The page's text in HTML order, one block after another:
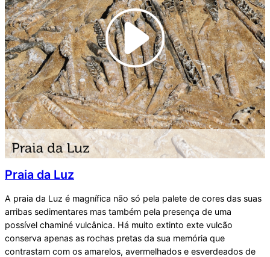
Praia da Luz
A praia da Luz é magnífica não só pela palete de cores das suas
arribas sedimentares mas também pela presença de uma
possível chaminé vulcânica. Há muito extinto exte vulcão
conserva apenas as rochas pretas da sua memória que
contrastam com os amarelos, avermelhados e esverdeados de